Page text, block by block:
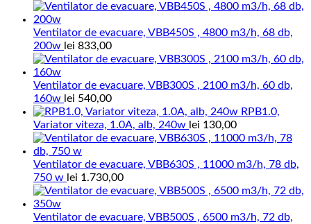
Ventilator de evacuare, VBB450S , 4800 m3/h, 68 db,
200w lei 833,00
Ventilator de evacuare, VBB300S , 2100 m3/h, 60 db,
160w lei 540,00
RPB1.0,
Variator viteza, 1.0A, alb, 240w lei 130,00
Ventilator de evacuare, VBB630S , 11000 m3/h, 78 db,
750 w lei 1.730,00
Ventilator de evacuare, VBB500S , 6500 m3/h, 72 db,